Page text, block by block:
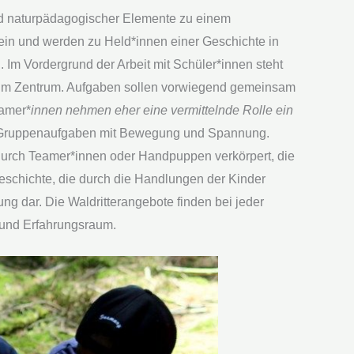
naturpädagogischer Elemente zu einem
und werden zu Held*innen einer Geschichte in
Vordergrund der Arbeit mit Schüler*innen steht
Zentrum. Aufgaben sollen vorwiegend gemeinsam
innen nehmen eher eine vermittelnde Rolle ein
mit Bewegung und Spannung.
Teamer*innen oder Handpuppen verkörpert, die
die durch die Handlungen der Kinder
dar. Die Waldritterangebote finden bei jeder
Erfahrungsraum.